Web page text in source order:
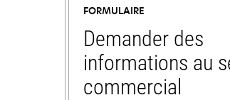
FORMULAIRE
Demander des
informations au
commercial